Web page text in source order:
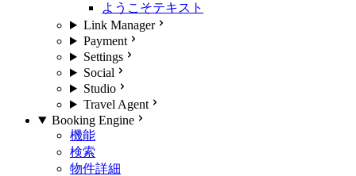
ようこそテキスト
Link Manager
Payment
Settings
Social
Studio
Travel Agent
Booking Engine
機能
検索
物件詳細